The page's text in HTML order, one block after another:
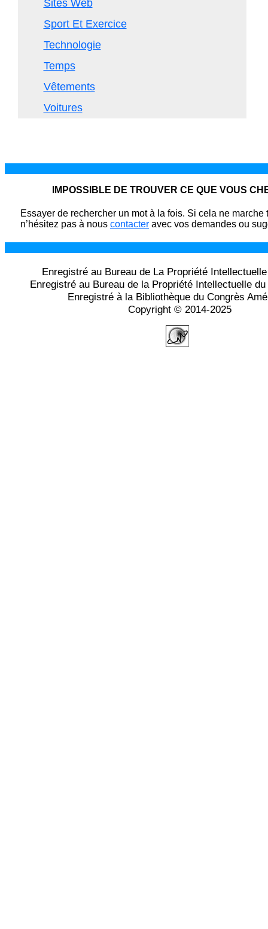
Sites Web
Sport Et Exercice
Technologie
Temps
Vêtements
Voitures
IMPOSSIBLE DE TROUVER CE QUE VOUS
Essayer de rechercher un mot à la fois. Si cela ne marche
n’hésitez pas à nous contacter avec vos demandes ou
Enregistré au Bureau de La Propriété
Enregistré au Bureau de la Propriété Intellectuelle
Enregistré à la Bibliothèque du Congrès
Copyright © 2014-2025